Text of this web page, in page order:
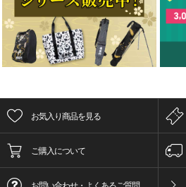
お気入り商品を見る
ご購入について